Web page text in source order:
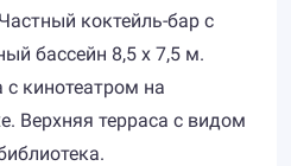
коктейль-бар с
бассейн 8,5 x 7,5 м.
кинотеатром на
Верхняя терраса с видом